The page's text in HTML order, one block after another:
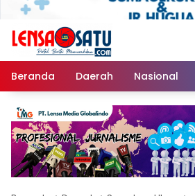
Beranda Daerah Nasional